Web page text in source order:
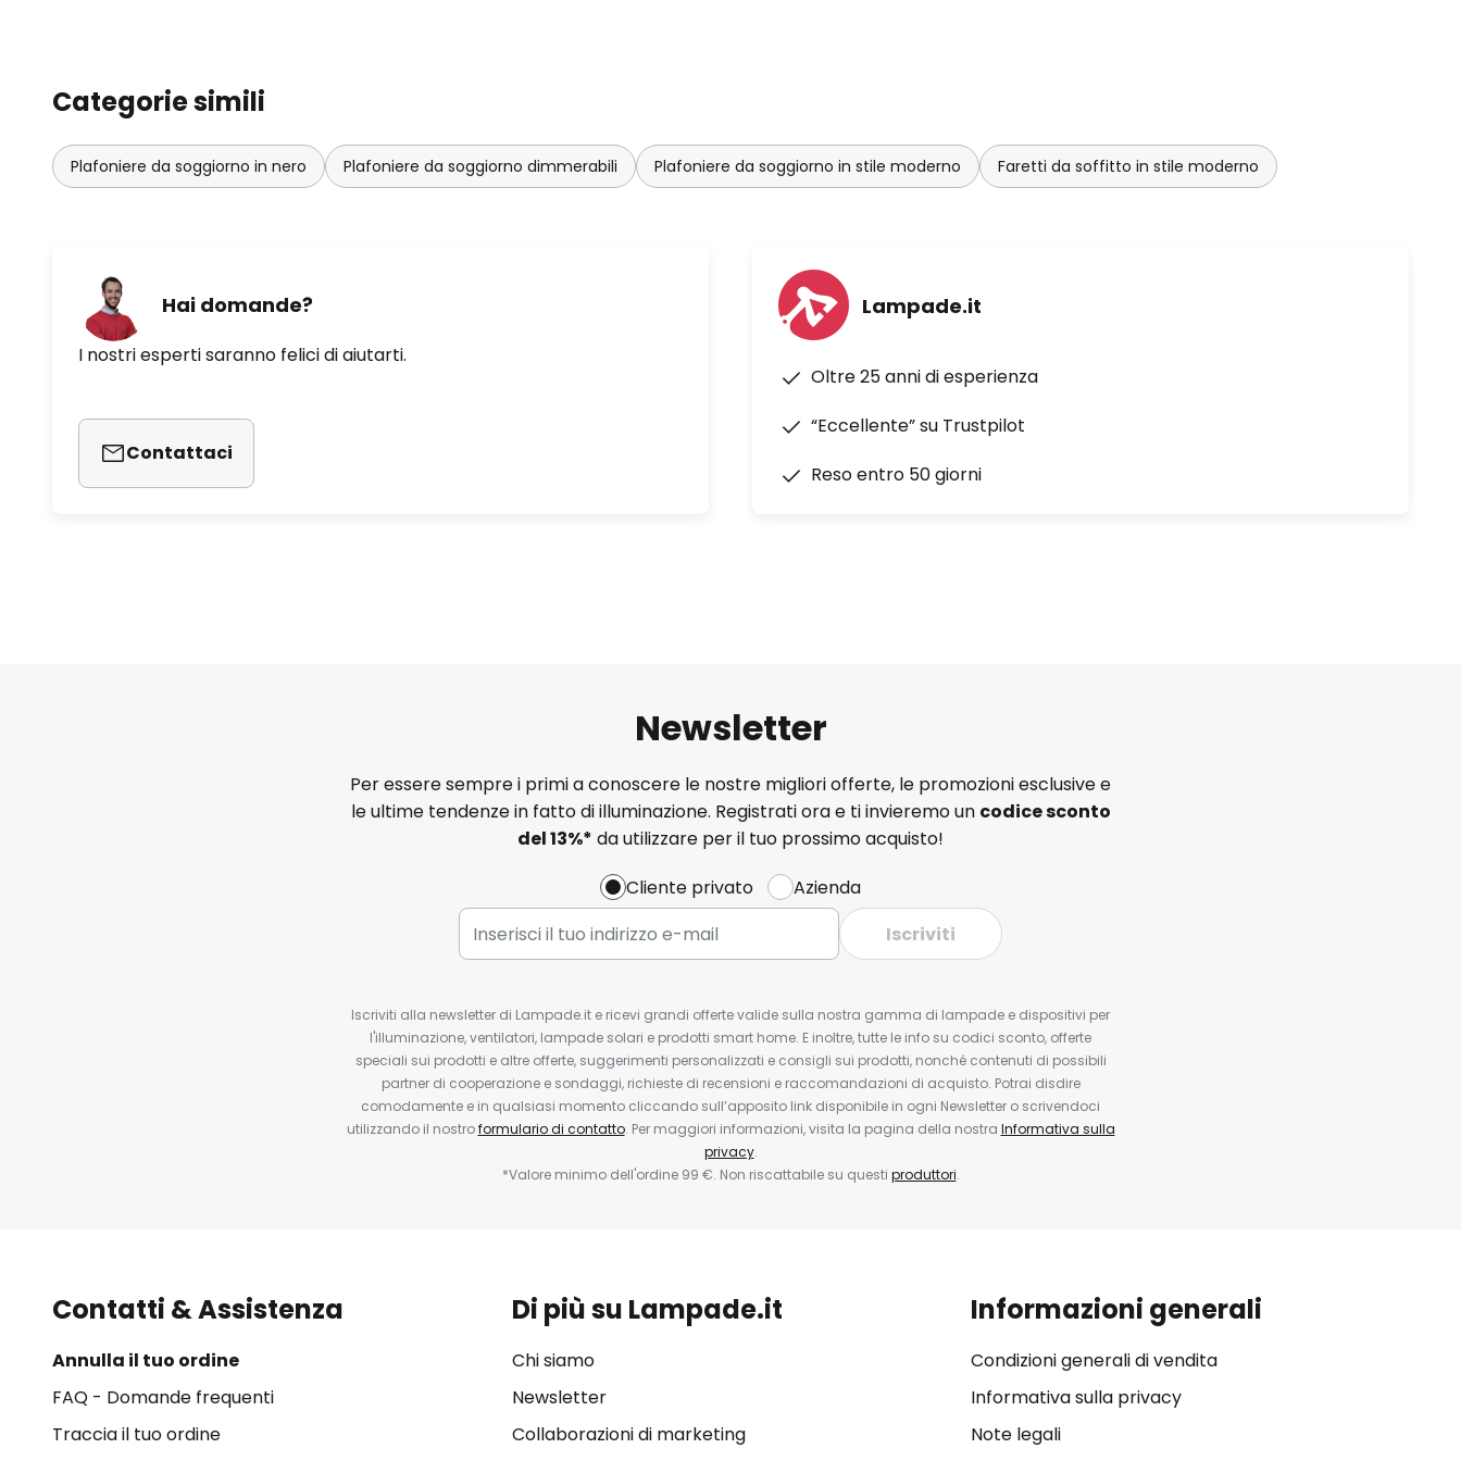
Categorie simili
Plafoniere da soggiorno in nero Plafoniere da soggiorno dimmerabili Plafoniere da soggiorno in stile moderno Faretti da soffitto in stile moderno
Hai domande?
I nostri esperti saranno felici di aiutarti.
Contattaci
Lampade.it
Oltre 25 anni di esperienza
“Eccellente” su Trustpilot
Reso entro 50 giorni
Newsletter
Per essere sempre i primi a conoscere le nostre migliori offerte, le promozioni esclusive e
le ultime tendenze in fatto di illuminazione. Registrati ora e ti invieremo un codice sconto
del13%* da utilizzare per il tuo prossimo acquisto!
Cliente privato
Azienda
Iscriviti
Iscriviti alla newsletter di Lampade.it e ricevi grandi offerte valide sulla nostra gamma di lampade e dispositivi per
l'illuminazione, ventilatori, lampade solari e prodotti smart home. E inoltre, tutte le info su codici sconto, offerte
speciali sui prodotti e altre offerte, suggerimenti personalizzati e consigli sui prodotti, nonché contenuti di possibili
partner di cooperazione e sondaggi, richieste di recensioni e raccomandazioni di acquisto. Potrai disdire
comodamente e in qualsiasi momento cliccando sull’apposito link disponibile in ogni Newsletter o scrivendoci
utilizzando il nostroformulario di contatto. Per maggiori informazioni, visita la pagina della nostra Informativa sulla
privacy.
*Valore minimo dell'ordine 99 €. Non riscattabile su questi produttori.
Contatti & Assistenza
Annulla il tuo ordine
FAQ - Domande frequenti
Traccia il tuo ordine
Di più su Lampade.it
Chi siamo
Newsletter
Collaborazioni di marketing
Informazioni generali
Condizioni generali di vendita
Informativa sulla privacy
Note legali